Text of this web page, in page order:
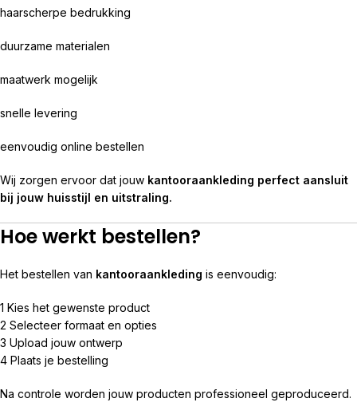
haarscherpe bedrukking
duurzame materialen
maatwerk mogelijk
snelle levering
eenvoudig online bestellen
Wij zorgen ervoor dat jouw kantooraankleding perfect aansluit
bij jouw huisstijl en uitstraling.
Hoe werkt bestellen?
Het bestellen van kantooraankleding is eenvoudig:
1 Kies het gewenste product
2 Selecteer formaat en opties
3 Upload jouw ontwerp
4 Plaats je bestelling
Na controle worden jouw producten professioneel geproduceerd.